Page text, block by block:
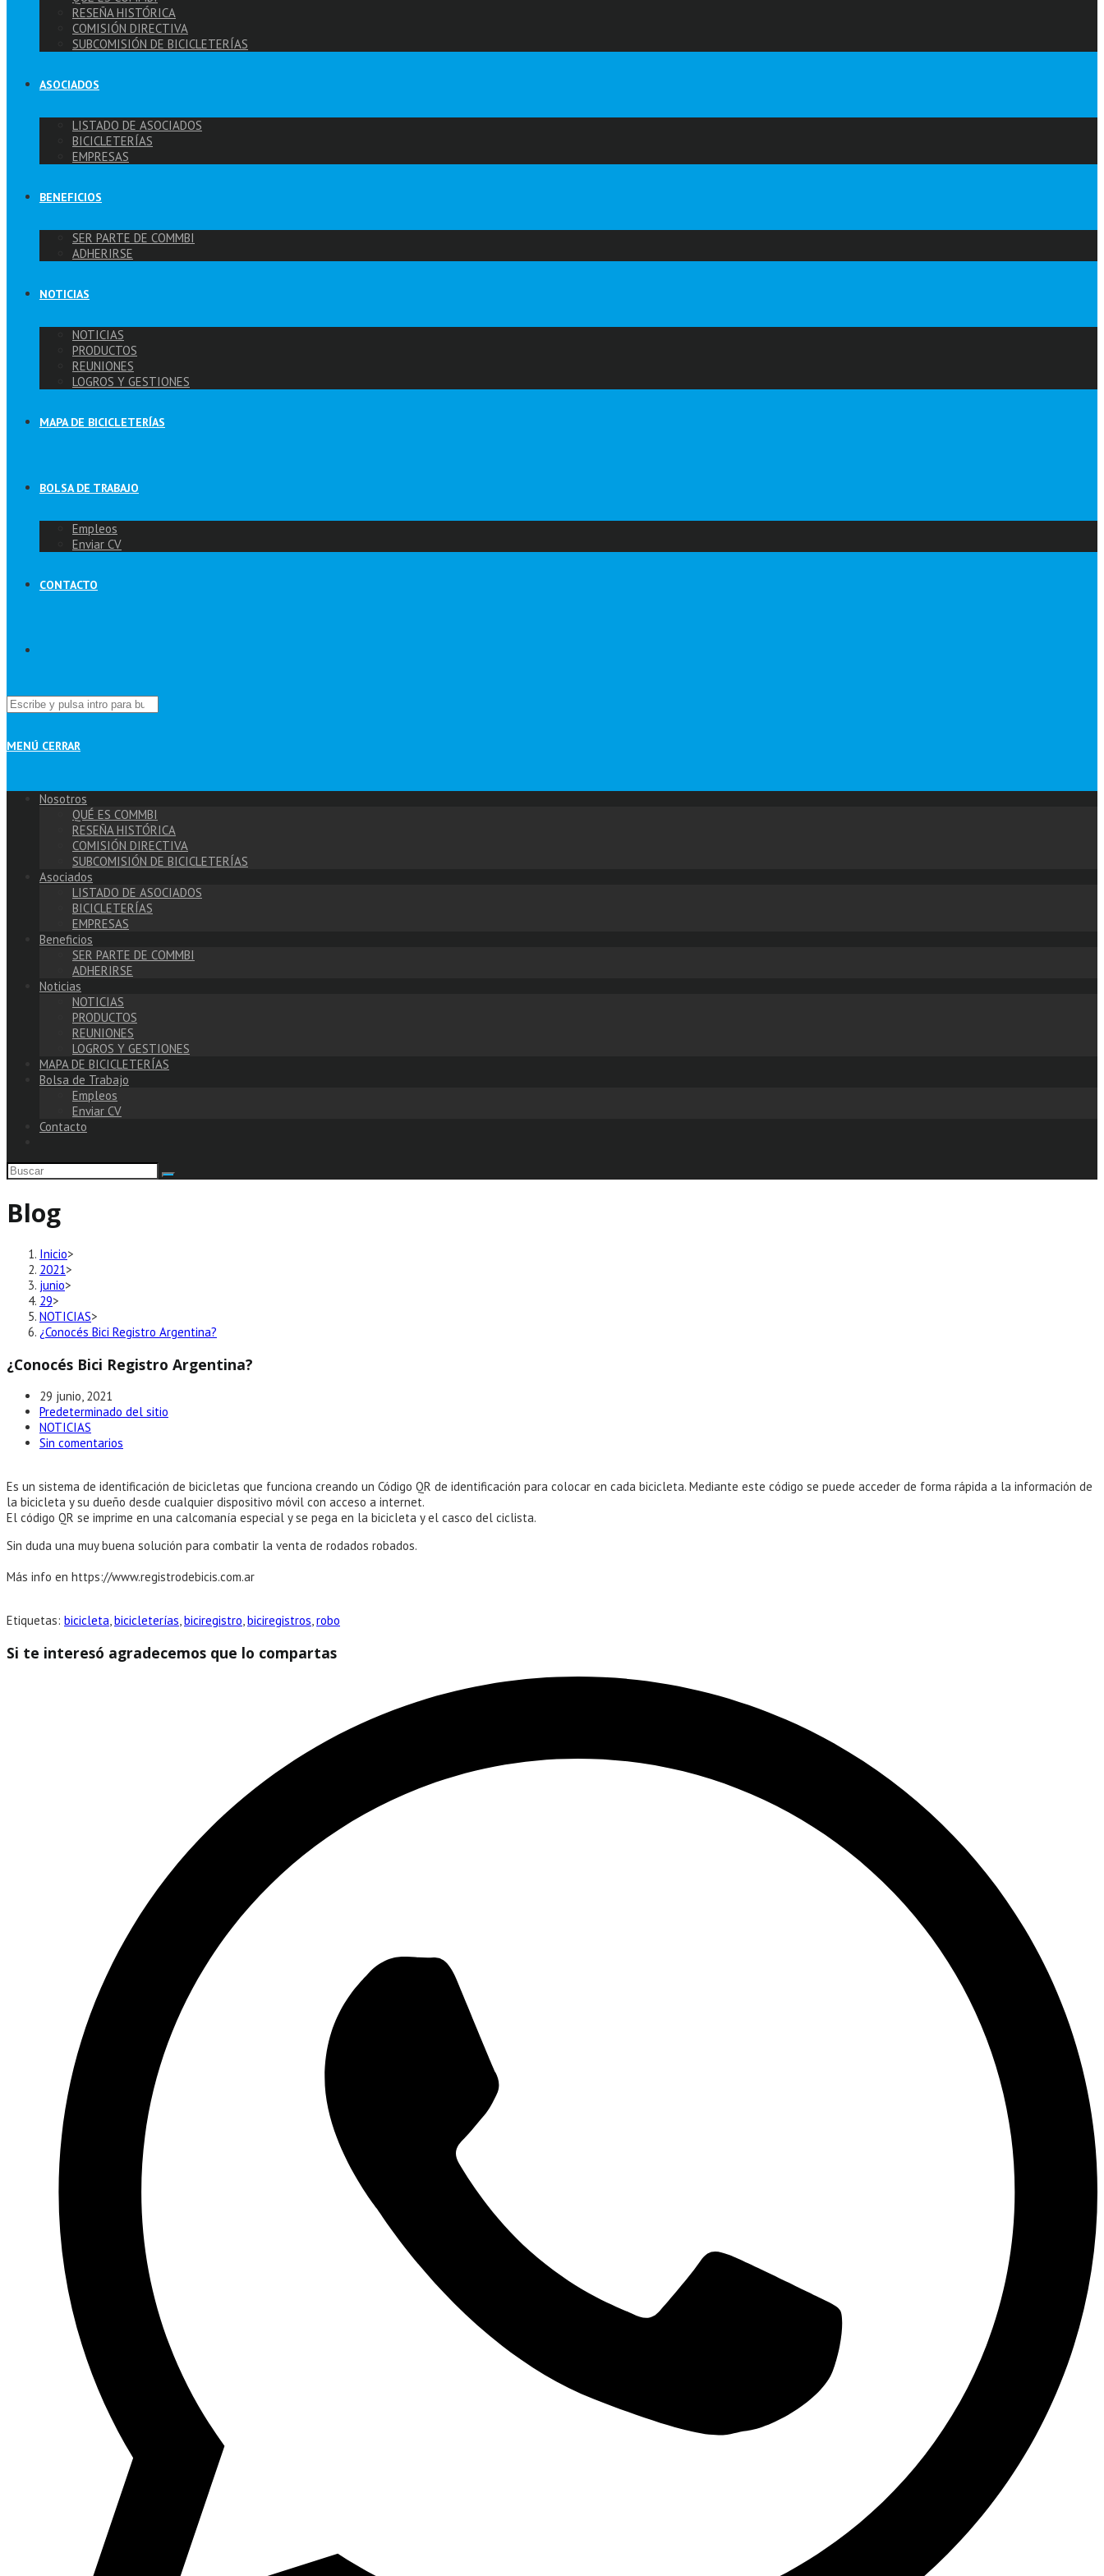
RESEÑA HISTÓRICA
COMISIÓN DIRECTIVA
SUBCOMISIÓN DE BICICLETERÍAS
ASOCIADOS
LISTADO DE ASOCIADOS
BICICLETERÍAS
EMPRESAS
BENEFICIOS
SER PARTE DE COMMBI
ADHERIRSE
NOTICIAS
NOTICIAS
PRODUCTOS
REUNIONES
LOGROS Y GESTIONES
MAPA DE BICICLETERÍAS
BOLSA DE TRABAJO
Empleos
Enviar CV
CONTACTO
Buscar:
MENÚ CERRAR
Nosotros
QUÉ ES COMMBI
RESEÑA HISTÓRICA
COMISIÓN DIRECTIVA
SUBCOMISIÓN DE BICICLETERÍAS
Asociados
LISTADO DE ASOCIADOS
BICICLETERÍAS
EMPRESAS
Beneficios
SER PARTE DE COMMBI
ADHERIRSE
Noticias
NOTICIAS
PRODUCTOS
REUNIONES
LOGROS Y GESTIONES
MAPA DE BICICLETERÍAS
Bolsa de Trabajo
Empleos
Enviar CV
Contacto
Blog
Inicio>
2021>
junio>
29>
NOTICIAS>
¿Conocés Bici Registro Argentina?
¿Conocés Bici Registro Argentina?
Publicación
de
la
entrada:
29 junio, 2021
Autor
de
la
Predeterminado del sitio
Categoría
de
NOTICIAS
Comentarios
entrada:
Sin comentarios
Es un sistema de identificación de bicicletas que funciona creando un Código QR de identificación para colocar en cada bicicleta. Mediante este código se puede acceder de forma rápida a la información de
la bicicleta y su dueño desde cualquier dispositivo móvil con acceso a internet.
El código QR se imprime en una calcomanía especial y se pega en la bicicleta y el casco del ciclista.
Sin duda una muy buena solución para combatir la venta de rodados robados.
Más info en https://www.registrodebicis.com.ar
Etiquetas: bicicleta, bicicleterías, biciregistro, biciregistros, robo
Si te interesó agradecemos que lo compartasCompartir